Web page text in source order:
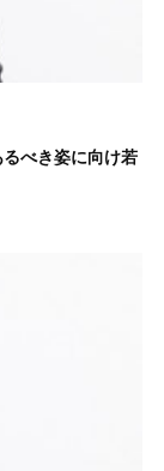
べき姿に向け若